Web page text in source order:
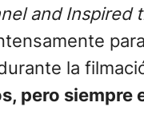
and Inspired
la
pero siempre